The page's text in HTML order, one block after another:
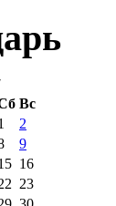
Вс
2
9
16
23